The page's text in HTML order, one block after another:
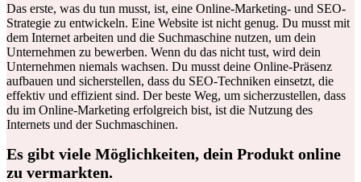
Das erste, was du tun musst, ist, eine Online-Marketing- und SEO-
Strategie zu entwickeln. Eine Website ist nicht genug. Du musst mit
dem Internet arbeiten und die Suchmaschine nutzen, um dein
Unternehmen zu bewerben. Wenn du das nicht tust, wird dein
Unternehmen niemals wachsen. Du musst deine Online-Präsenz
aufbauen und sicherstellen, dass du SEO-Techniken einsetzt, die
effektiv und effizient sind. Der beste Weg, um sicherzustellen, dass
du im Online-Marketing erfolgreich bist, ist die Nutzung des
Internets und der Suchmaschinen.
Es gibt viele Möglichkeiten, dein Produkt online
zu vermarkten.